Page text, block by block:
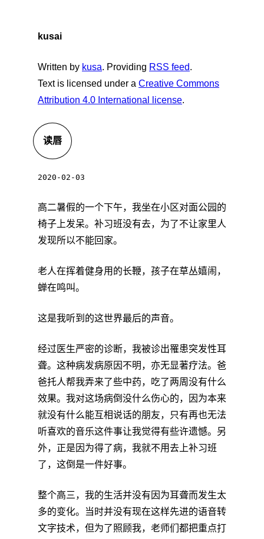
kusai
Written by kusa. Providing RSS feed.
Text is licensed under a Creative Commons
Attribution 4.0 International license.
读唇
2020-02-03
高二暑假的一个下午，我坐在小区对面公园的
椅子上发呆。补习班没有去，为了不让家里人
发现所以不能回家。
老人在挥着健身用的长鞭，孩子在草丛嬉闹，
蝉在鸣叫。
这是我听到的这世界最后的声音。
经过医生严密的诊断，我被诊出罹患突发性耳
聋。这种病发病原因不明，亦无显著疗法。爸
爸托人帮我弄来了些中药，吃了两周没有什么
效果。我对这场病倒没什么伤心的，因为本来
就没有什么能互相说话的朋友，只有再也无法
听喜欢的音乐这件事让我觉得有些许遗憾。另
外，正是因为得了病，我就不用去上补习班
了，这倒是一件好事。
整个高三，我的生活并没有因为耳聋而发生太
多的变化。当时并没有现在这样先进的语音转
文字技术，但为了照顾我，老师们都把重点打